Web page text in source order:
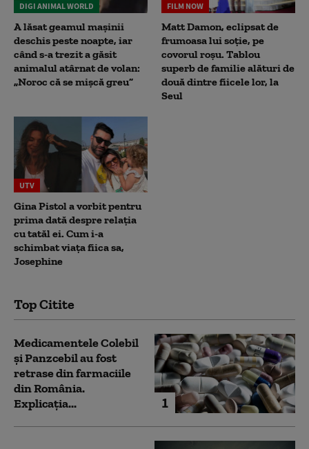
DIGI ANIMAL WORLD
A lăsat geamul mașinii
deschis peste noapte, iar
când s-a trezit a găsit
animalul atârnat de volan:
„Noroc că se mișcă greu”
FILM NOW
Matt Damon, eclipsat de
frumoasa lui soție, pe
covorul roșu. Tablou
superb de familie alături de
două dintre fiicele lor, la
Seul
UTV
Gina Pistol a vorbit pentru
prima dată despre relația
cu tatăl ei. Cum i-a
schimbat viața fiica sa,
Josephine
Top Citite
1
Medicamentele Colebil
și Panzcebil au fost
retrase din farmaciile
din România.
Explicația...